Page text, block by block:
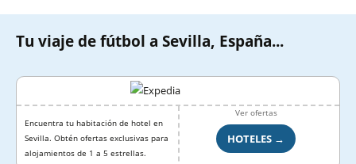
Tu viaje de fútbol a Sevilla, España...
Encuentra tu habitación de hotel en
Sevilla. Obtén ofertas exclusivas para
alojamientos de 1 a 5 estrellas.
Ver ofertas
HOTELES →